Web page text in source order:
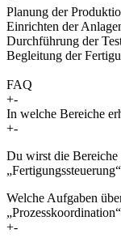
Planung der
Einrichten der
Durchführung der
Begleitung der
FAQ
+-
In welche Bereiche
+-
Du wirst die Bereiche
Welche Aufgaben
+-